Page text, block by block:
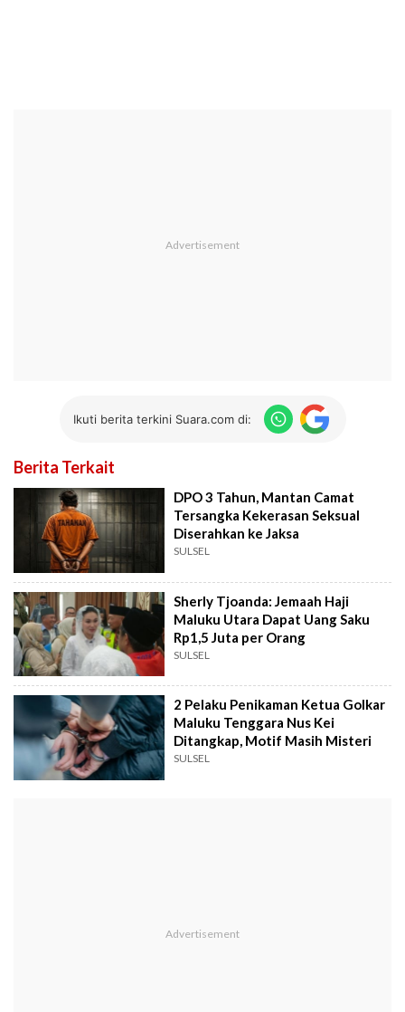
Ikuti berita terkini Suara.com di:
Berita Terkait
DPO 3 Tahun, Mantan Camat
Tersangka Kekerasan Seksual
Diserahkan ke Jaksa
SULSEL
Sherly Tjoanda: Jemaah Haji
Maluku Utara Dapat Uang Saku
Rp1,5 Juta per Orang
SULSEL
2 Pelaku Penikaman Ketua Golkar
Maluku Tenggara Nus Kei
Ditangkap, Motif Masih Misteri
SULSEL